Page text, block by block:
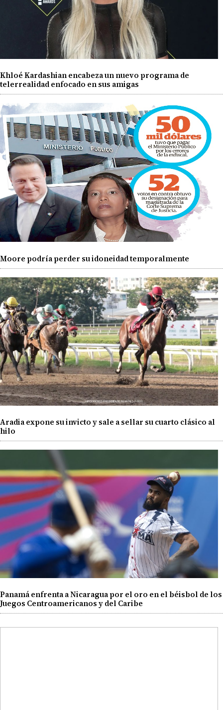
Khloé Kardashian encabeza un nuevo programa de
telerrealidad enfocado en sus amigas
Moore podría perder su idoneidad temporalmente
Aradia expone su invicto y sale a sellar su cuarto clásico al
hilo
Panamá enfrenta a Nicaragua por el oro en el béisbol de los
Juegos Centroamericanos y del Caribe